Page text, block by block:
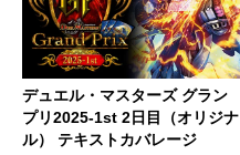
デュエル・マスターズ グラン
プリ2025-1st 2日目（オリジナ
ル） テキストカバレージ